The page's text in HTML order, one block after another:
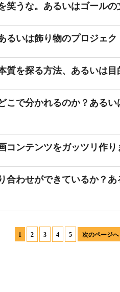
笑うな。あるいはゴール
るいは飾り物のプロジェク
質を探る方法、あるいは
こで分かれるのか？あるい
コンテンツをガッツリ作り
合わせができているか？
1 2 3 4 5 次のページへ